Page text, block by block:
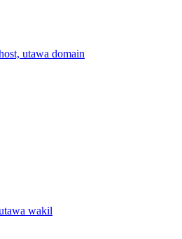
utawa domain
wakil